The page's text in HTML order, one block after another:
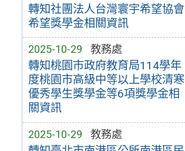
轉知社團法人台灣寰宇希望協會
希望獎學金相關資訊
2025-10-29 教務處
轉知桃園市政府教育局114學年
度桃園市高級中等以上學校清寒
優秀學生獎學金等6項獎學金相
關資訊
2025-10-29 教務處